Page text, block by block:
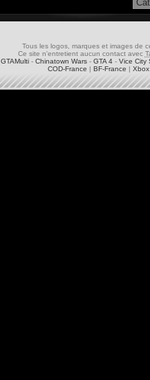
Tous les logos, marques et images de
Ce site n'entretient aucun contact avec
GTAMulti - Chinatown Wars - GTA 4 - Vice City
COD-France | BF-France |